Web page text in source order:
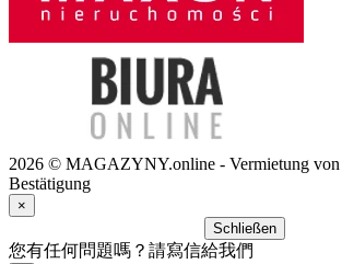
2026 © MAGAZYNY.online - Vermietung von
Bestätigung
×
Schließen
您有任何問題嗎？請寫信給我們